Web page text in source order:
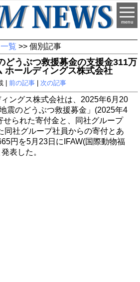
menu
覧 >> 個別記事
どうぶつ救援募金の支援金311万
ホールディングス株式会社
| 前の記事| 次の記事
ングス株式会社は、2025年6月20
震のどうぶつ救援募金」(2025年4
せられた寄付金と、同社グループ
同社グループ社員からの寄付とあ
円を5月23日にIFAW(国際動物福
表した。